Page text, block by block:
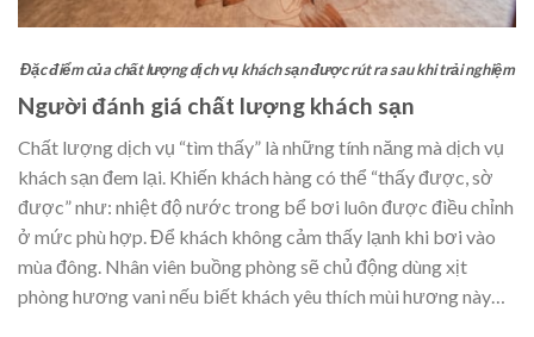
Đặc điểm của chất lượng dịch vụ khách sạn được rút ra sau khi trải nghiệm
Người đánh giá chất lượng khách sạn
Chất lượng dịch vụ “tìm thấy” là những tính năng mà dịch vụ
khách sạn đem lại. Khiến khách hàng có thể “thấy được, sờ
được” như: nhiệt độ nước trong bể bơi luôn được điều chỉnh
ở mức phù hợp. Để khách không cảm thấy lạnh khi bơi vào
mùa đông. Nhân viên buồng phòng sẽ chủ động dùng xịt
phòng hương vani nếu biết khách yêu thích mùi hương này…